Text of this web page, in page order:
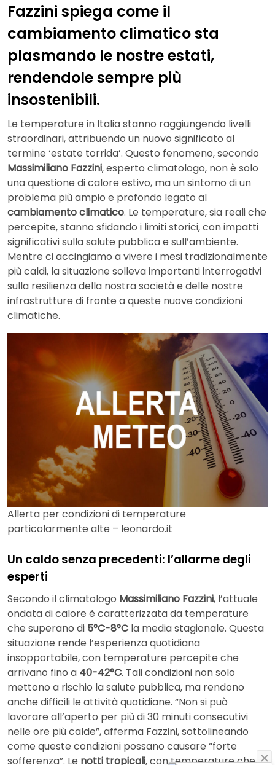
Fazzini spiega come il
cambiamento climatico sta
plasmando le nostre estati,
rendendole sempre più
insostenibili.
Le temperature in Italia stanno raggiungendo livelli
straordinari, attribuendo un nuovo significato al
termine ‘estate torrida’. Questo fenomeno, secondo
Massimiliano Fazzini, esperto climatologo, non è solo
una questione di calore estivo, ma un sintomo di un
problema più ampio e profondo legato al
cambiamento climatico. Le temperature, sia reali che
percepite, stanno sfidando i limiti storici, con impatti
significativi sulla salute pubblica e sull’ambiente.
Mentre ci accingiamo a vivere i mesi tradizionalmente
più caldi, la situazione solleva importanti interrogativi
sulla resilienza della nostra società e delle nostre
infrastrutture di fronte a queste nuove condizioni
climatiche.
Allerta per condizioni di temperature
particolarmente alte – leonardo.it
Un caldo senza precedenti: l’allarme degli
esperti
Secondo il climatologo Massimiliano Fazzini, l’attuale
ondata di calore è caratterizzata da temperature
che superano di 5°C-8°C la media stagionale. Questa
situazione rende l’esperienza quotidiana
insopportabile, con temperature percepite che
arrivano fino a 40-42°C. Tali condizioni non solo
mettono a rischio la salute pubblica, ma rendono
anche difficili le attività quotidiane. “Non si può
lavorare all’aperto per più di 30 minuti consecutivi
nelle ore più calde”, afferma Fazzini, sottolineando
come queste condizioni possano causare “forte
sofferenza”. Le notti tropicali, con temperature che